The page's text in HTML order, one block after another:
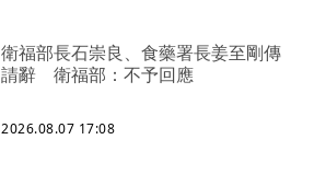
衛福部長石崇良、食藥署長姜至剛傳
請辭 衛福部：不予回應
2026.08.07 17:08